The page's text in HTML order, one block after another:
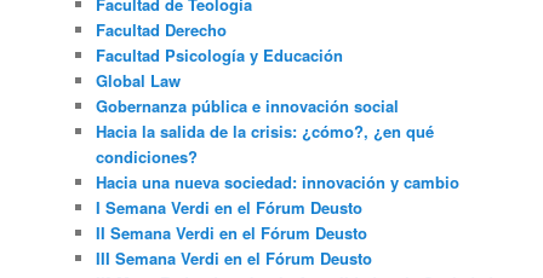
Facultad Derecho
Facultad Psicología y Educación
Global Law
Gobernanza pública e innovación social
Hacia la salida de la crisis: ¿cómo?, ¿en qué
condiciones?
Hacia una nueva sociedad: innovación y cambio
I Semana Verdi en el Fórum Deusto
II Semana Verdi en el Fórum Deusto
III Semana Verdi en el Fórum Deusto